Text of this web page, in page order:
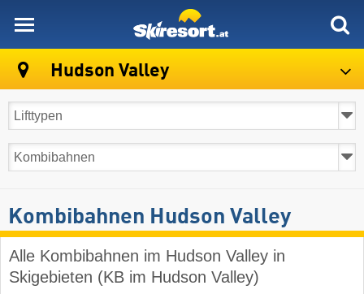
Hudson Valley
Kombibahnen Hudson Valley
Alle Kombibahnen im Hudson Valley in
Skigebieten (KB im Hudson Valley)